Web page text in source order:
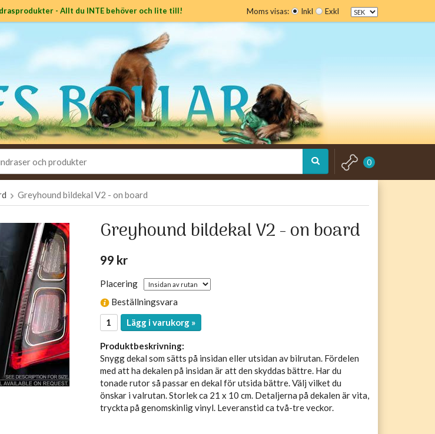
Moms visas: Inkl Exkl
- Allt du INTE behöver och lite till!
0
Greyhound bildekal V2 - on board
Greyhound bildekal V2 - on board
99 kr
Placering
Beställningsvara
Lägg i varukorg »
Produktbeskrivning:
Snygg dekal som sätts på insidan eller utsidan av bilrutan. Fördelen
med att ha dekalen på insidan är att den skyddas bättre. Har du
tonade rutor så passar en dekal för utsida bättre. Välj vilket du
önskar i valrutan. Storlek ca 21 x 10 cm. Detaljerna på dekalen är vita,
tryckta på genomskinlig vinyl. Leveranstid ca två-tre veckor.